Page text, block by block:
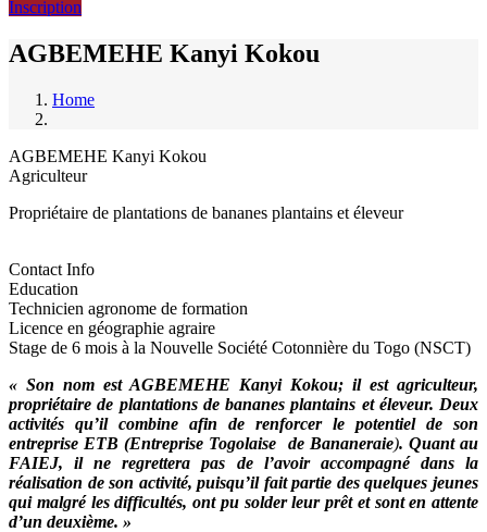
Inscription
AGBEMEHE Kanyi Kokou
Breadcrumb
Home
AGBEMEHE Kanyi Kokou
Agriculteur
Propriétaire de plantations de bananes plantains et éleveur
Contact Info
Education
Technicien agronome de formation
Licence en géographie agraire
Stage de 6 mois à la Nouvelle Société Cotonnière du Togo (NSCT)
« Son nom est AGBEMEHE Kanyi Kokou; il est agriculteur,
propriétaire de plantations de bananes plantains et éleveur. Deux
activités qu’il combine afin de renforcer le potentiel de son
entreprise ETB (Entreprise Togolaise de Bananeraie). Quant au
FAIEJ, il ne regrettera pas de l’avoir accompagné dans la
réalisation de son activité, puisqu’il fait partie des quelques jeunes
qui malgré les difficultés, ont pu solder leur prêt et sont en attente
d’un deuxième. »